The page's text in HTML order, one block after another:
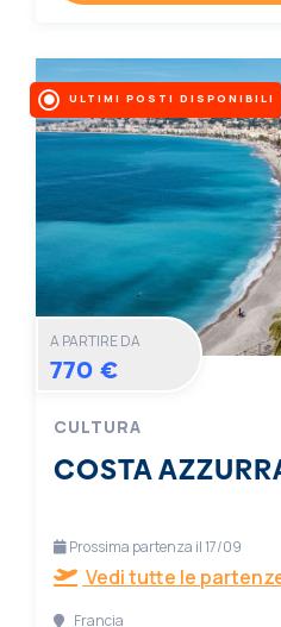
ULTIMI POSTI DISPONIBILI
A PARTIRE DA
770 €
CULTURA
COSTA
Prossima partenza il 17/09
Vedi tutte le
Francia